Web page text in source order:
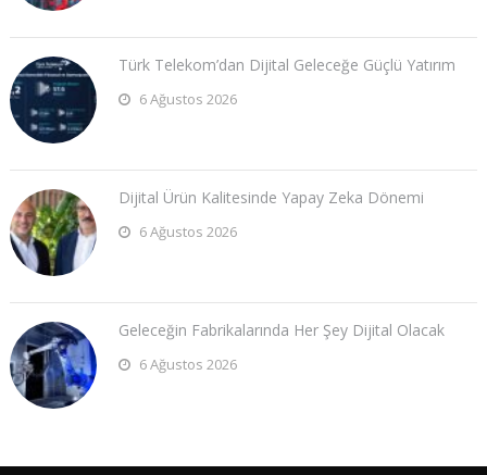
Türk Telekom’dan Dijital Geleceğe Güçlü Yatırım
6 Ağustos 2026
Dijital Ürün Kalitesinde Yapay Zeka Dönemi
6 Ağustos 2026
Geleceğin Fabrikalarında Her Şey Dijital Olacak
6 Ağustos 2026